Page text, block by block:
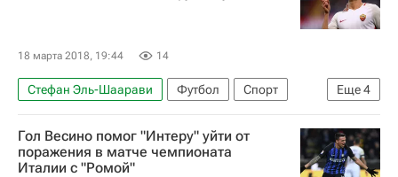
18 марта 2018, 19:44 14
Еще4
Стефан Эль-Шаарави Футбол
Спорт
Серия А 2026-2027 (Чемпионат Италии по футболу)
Рома
Кротоне Раджа Наингголан
Гол Весино помог "Интеру" уйти от
поражения в матче чемпионата
Италии с "Ромой"